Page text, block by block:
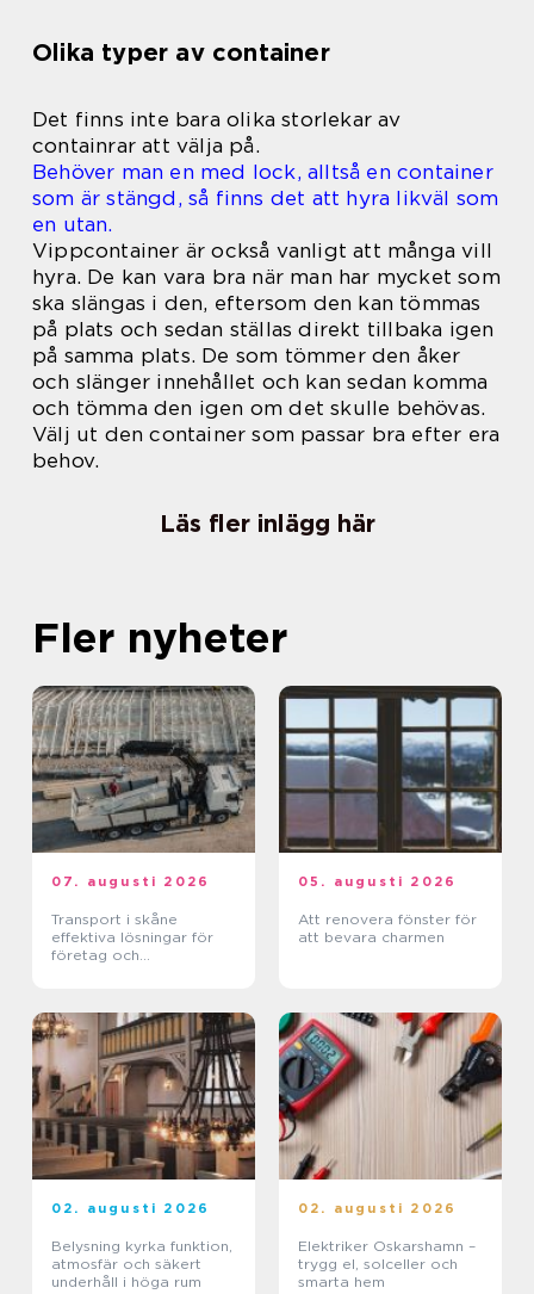
Olika typer av container
Det finns inte bara olika storlekar av
containrar att välja på.
Behöver man en med lock, alltså en container
som är stängd, så finns det att hyra likväl som
en utan.
Vippcontainer är också vanligt att många vill
hyra. De kan vara bra när man har mycket som
ska slängas i den, eftersom den kan tömmas
på plats och sedan ställas direkt tillbaka igen
på samma plats. De som tömmer den åker
och slänger innehållet och kan sedan komma
och tömma den igen om det skulle behövas.
Välj ut den container som passar bra efter era
behov.
Läs fler inlägg här
Fler nyheter
07. augusti 2026
Transport i skåne
effektiva lösningar för
företag och
05. augusti 2026
Att renovera fönster för
att bevara charmen
02. augusti 2026
Belysning kyrka funktion,
atmosfär och säkert
underhåll i höga rum
02. augusti 2026
Elektriker Oskarshamn –
trygg el, solceller och
smarta hem